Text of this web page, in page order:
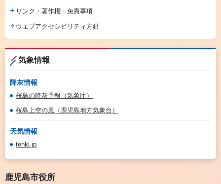
リンク・著作権・免責事項
ウェブアクセシビリティ方針
気象情報
降灰情報
桜島の降灰予報（気象庁）
桜島上空の風（鹿児島地方気象台）
天気情報
tenki.jp
鹿児島市役所